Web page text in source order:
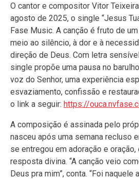
O cantor e compositor Vitor
agosto de 2025, o single “Jesus
Fase Music. A canção é fruto de
meio ao silêncio, à dor e à
direção de Deus. Com letra
single propõe uma pausa no
voz do Senhor, uma experiência
esvaziamento, confissão e
o link a seguir: https://
A composição é assinada pelo
nasceu após uma semana recluso
se entregou em adoração e
resposta divina. “A canção veio
Deus pra mim”, conta. “Foi